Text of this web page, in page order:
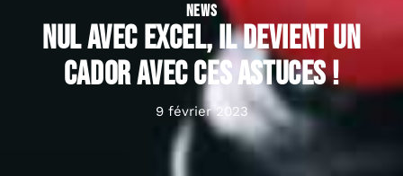
NEWS
Nul avec Excel, il devient un
cador avec ces astuces !
9 février 2023